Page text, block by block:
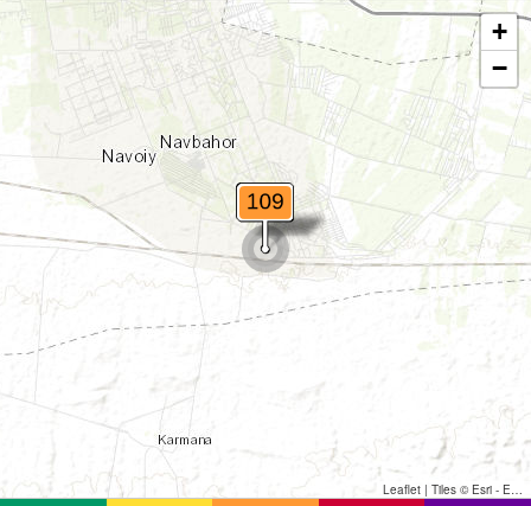
+
−
Leaflet | Tiles © Esri - Esri, DeLorme, NAVTEQ, TomTom, Intermap, iPC, USGS, FAO, NPS, NRCAN, GeoBase, Kadaster NL, Ordnance Survey, Esri Japan, METI, Esri China (Hong Kong), and the GIS User Community